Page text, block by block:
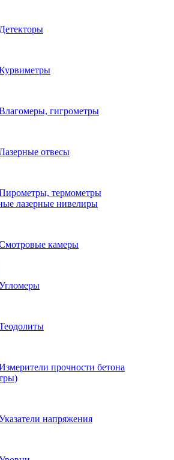
Детекторы
гигрометры
отвесы
термометры
лазерные нивелиры
камеры
прочности бетона
напряжения